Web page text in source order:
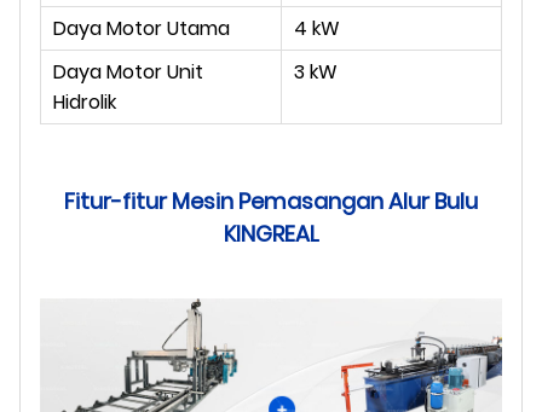
Daya Motor Utama
4 kW
Daya Motor Unit
Hidrolik
3 kW
Fitur-fitur Mesin Pemasangan Alur Bulu
KINGREAL